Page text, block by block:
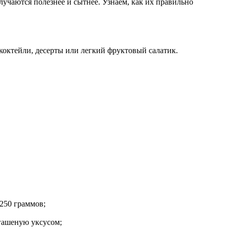
десерты или легкий фруктовый салатик.
граммов;
уксусом;